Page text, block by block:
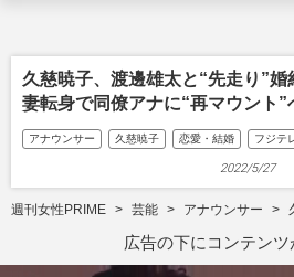
久慈暁子、渡邊雄太と“先走り”
妻転身で同僚アナに“再マウント”
アナウンサー 久慈暁子 恋愛・結婚 フジテ
2022/5/27
週刊女性PRIME 芸能 アナウンサー
広告の下にコンテンツ